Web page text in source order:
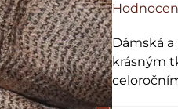
Dámská
krásným